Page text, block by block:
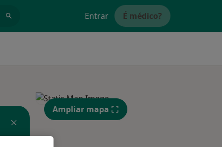
Entrar É médico?
Ampliar mapa